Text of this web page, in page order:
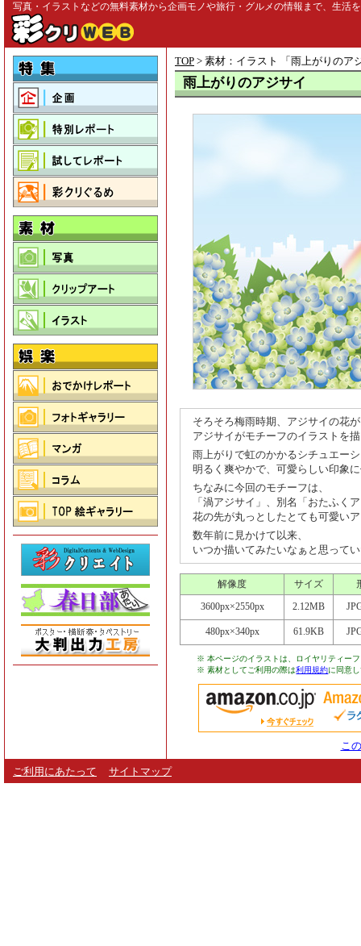
写真・イラストなどの無料素材から企画モノや旅行・グルメの情報まで、生活
TOP > 素材：イラスト 「 雨上がりのア
雨上がりのアジサイ
そろそろ梅雨時期、アジサイの花
アジサイがモチーフのイラストを
雨上がりで虹のかかるシチュエー
明るく爽やかで、可愛らしい印象
ちなみに今回のモチーフは、
「渦アジサイ」、別名「おたふく
花の先が丸っとしたとても可愛い
数年前に見かけて以来、
いつか描いてみたいなぁと思って
解像度 サイズ
3600px×2550px 2.12MB
480px×340px 61.9KB
※ 本ページのイラストは、ロイヤリティー
※ 素材としてご利用の際は利用規約に同意
こ
ご利用にあたって サイトマップ